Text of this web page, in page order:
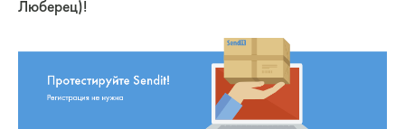
Люберец)!